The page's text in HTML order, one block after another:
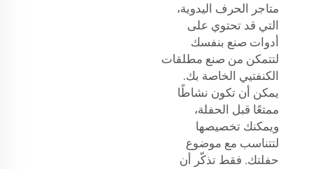
متاجر الحرف اليدوية،
التي قد تحتوي على
أدوات صنع بنفسك
لتتمكن من صنع مطلقات
الكنفتيي الخاصة بك.
يمكن أن تكون نشاطًا
ممتعًا قبل الحفلة،
ويمكنك تخصيصها
لتتناسب مع موضوع
حفلتك. فقط تذكّر أن